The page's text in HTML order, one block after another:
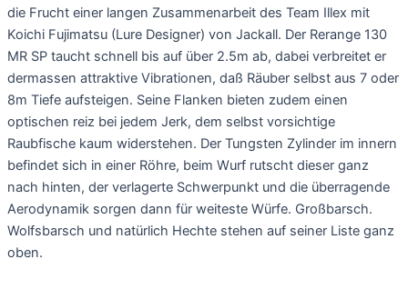
die Frucht einer langen Zusammenarbeit des Team Illex mit
Koichi Fujimatsu (Lure Designer) von Jackall. Der Rerange 130
MR SP taucht schnell bis auf über 2.5m ab, dabei verbreitet er
dermassen attraktive Vibrationen, daß Räuber selbst aus 7 oder
8m Tiefe aufsteigen. Seine Flanken bieten zudem einen
optischen reiz bei jedem Jerk, dem selbst vorsichtige
Raubfische kaum widerstehen. Der Tungsten Zylinder im innern
befindet sich in einer Röhre, beim Wurf rutscht dieser ganz
nach hinten, der verlagerte Schwerpunkt und die überragende
Aerodynamik sorgen dann für weiteste Würfe. Großbarsch.
Wolfsbarsch und natürlich Hechte stehen auf seiner Liste ganz
oben.